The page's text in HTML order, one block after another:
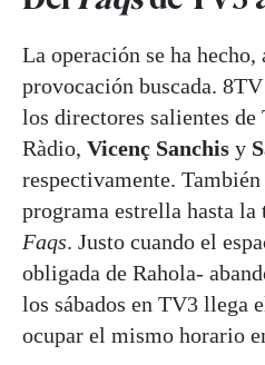
La operación se ha hecho,
provocación buscada.
los directores salientes
Ràdio, Vicenç Sanchis y
respectivamente.
programa estrella hasta la
Faqs. Justo cuando el
obligada de Rahola-
los sábados en TV3 llega
ocupar el mismo horario